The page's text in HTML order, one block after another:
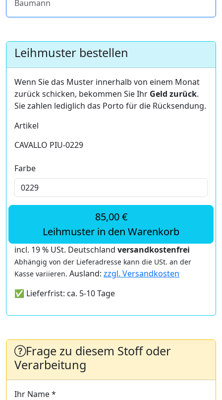
Baumann
Leihmuster bestellen
Wenn Sie das Muster innerhalb von einem Monat
zurück schicken, bekommen Sie Ihr Geld zurück.
Sie zahlen lediglich das Porto für die Rücksendung.
Artikel
CAVALLO PIU-0229
Farbe
85,00 €
Leihmuster in den Warenkorb
incl. 19 % USt. Deutschland versandkostenfrei
Abhängig von der Lieferadresse kann die USt. an der
Kasse variieren. Ausland: zzgl. Versandkosten
✅ Lieferfrist: ca. 5-10 Tage
Frage zu diesem Stoff oder
Verarbeitung
Ihr Name *